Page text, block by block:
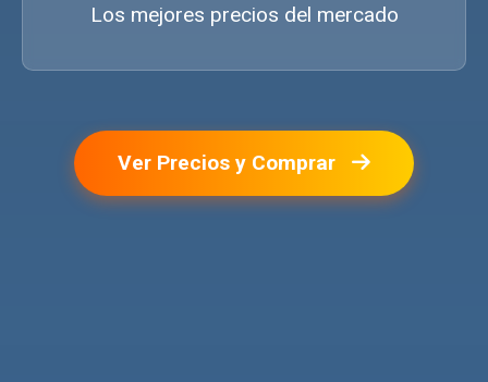
Los mejores precios del mercado
Ver Precios y Comprar